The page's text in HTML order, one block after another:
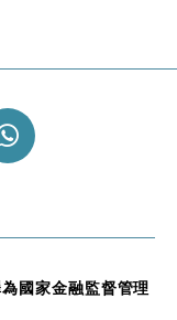
國家金融監督管理